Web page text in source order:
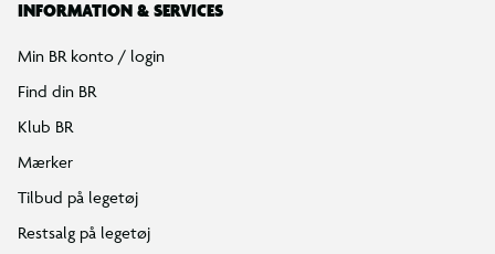
INFORMATION & SERVICES
Min BR konto / login
Find din BR
Klub BR
Mærker
Tilbud på legetøj
Restsalg på legetøj